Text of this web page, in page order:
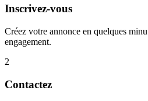
Inscrivez-vous
Créez votre annonce en quelques
engagement.
2
Contactez